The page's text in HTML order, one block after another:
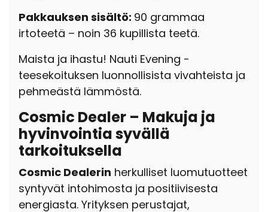
Pakkauksen sisältö: 90 grammaa
irtoteetä – noin 36 kupillista teetä.
Maista ja ihastu! Nauti Evening -
teesekoituksen luonnollisista vivahteista ja
pehmeästä lämmöstä.
Cosmic Dealer – Makuja ja
hyvinvointia syvällä
tarkoituksella
Cosmic Dealerin herkulliset luomutuotteet
syntyvät intohimosta ja positiivisesta
energiasta. Yrityksen perustajat,